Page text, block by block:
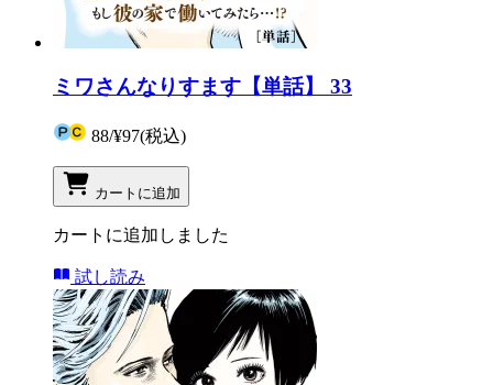
ミワさんなりすます【単話】 33
88/¥97(税込)
カートに追加
カートに追加しました
試し読み